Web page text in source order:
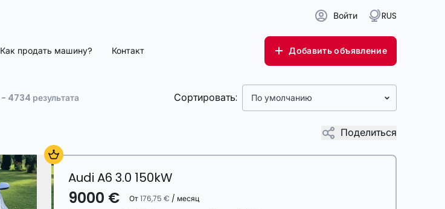
Войти RUS
Как продать машину? Контакт Добавить объявление
- 4734 результата Сортировать: По умолчанию
Поделиться
Audi A6 3.0 150kW
9000 € От176,75 € / месяц